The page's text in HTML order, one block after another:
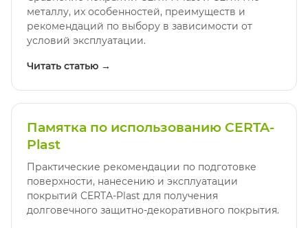
металлу, их особенностей, преимуществ и
рекомендаций по выбору в зависимости от
условий эксплуатации.
Читать статью →
Памятка по использованию CERTA-
Plast
Практические рекомендации по подготовке
поверхности, нанесению и эксплуатации
покрытий CERTA-Plast для получения
долговечного защитно-декоративного покрытия.